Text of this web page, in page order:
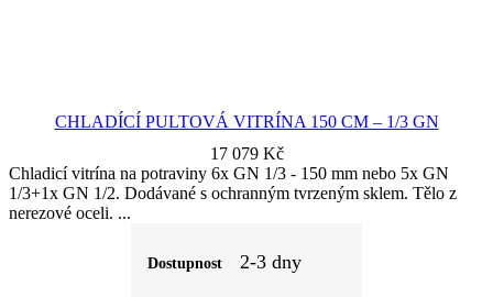
CHLADÍCÍ PULTOVÁ VITRÍNA 150 CM – 1/3 GN
17 079 Kč
Chladicí vitrína na potraviny 6x GN 1/3 - 150 mm nebo 5x GN
1/3+1x GN 1/2. Dodávané s ochranným tvrzeným sklem. Tělo z
nerezové oceli.
Dostupnost 2-3 dny